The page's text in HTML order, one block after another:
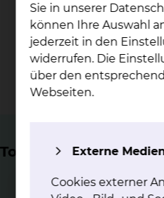
diagnostische und
Top Themen
Sie in unserer
können Ihre Auswahl
jederzeit in den
widerrufen. Die
über den
Webseiten.
Externe
Cookies externer